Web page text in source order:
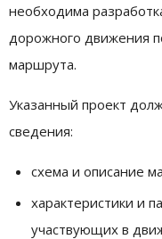
необходима
дорожного движения
маршрута.
Указанный проект
сведения:
схема и описание
характеристики и
участвующих в